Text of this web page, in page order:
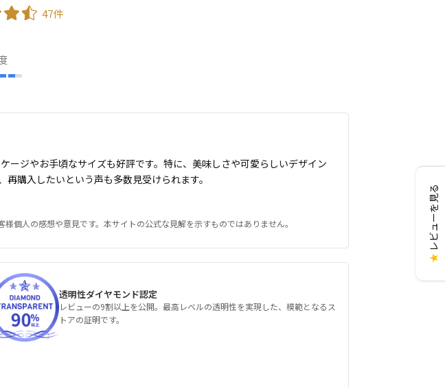
47件
ージやお手頃なサイズも好評です。特に、美味しさや可愛らしいデザイン
購入したいという声も多数見受けられます。
個人の感想や意見です。本サイトの公式な見解を示すものではありません。
透明性ダイヤモンド認定
レビューの9割以上を公開。最高レベルの透明性を実現した、模範となるス
トアの証明です。
★
レビューを見る